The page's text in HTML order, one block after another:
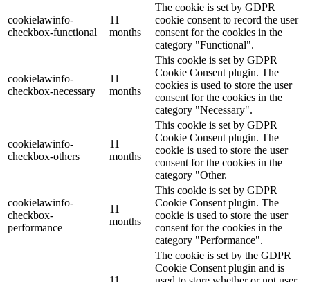
cookielawinfo-
checkbox-functional
11
months
The cookie is set by GDPR
cookie consent to record the user
consent for the cookies in the
category "Functional".
cookielawinfo-
checkbox-necessary
11
months
This cookie is set by GDPR
Cookie Consent plugin. The
cookies is used to store the user
consent for the cookies in the
category "Necessary".
cookielawinfo-
checkbox-others
11
months
This cookie is set by GDPR
Cookie Consent plugin. The
cookie is used to store the user
consent for the cookies in the
category "Other.
cookielawinfo-
checkbox-
performance
11
months
This cookie is set by GDPR
Cookie Consent plugin. The
cookie is used to store the user
consent for the cookies in the
category "Performance".
The cookie is set by the GDPR
Cookie Consent plugin and is